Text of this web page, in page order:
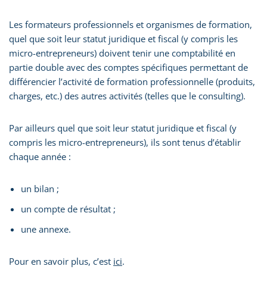
Les formateurs professionnels et organismes de formation,
quel que soit leur statut juridique et fiscal (y compris les
micro-entrepreneurs) doivent tenir une comptabilité en
partie double avec des comptes spécifiques permettant de
différencier l’activité de formation professionnelle (produits,
charges, etc.) des autres activités (telles que le consulting).
Par ailleurs quel que soit leur statut juridique et fiscal (y
compris les micro-entrepreneurs), ils sont tenus d’établir
chaque année :
un bilan ;
un compte de résultat ;
une annexe.
Pour en savoir plus, c’est ici.